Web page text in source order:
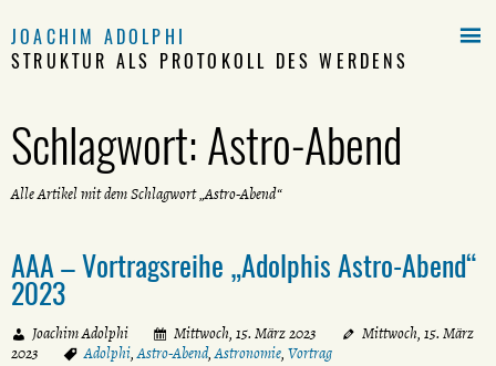
JOACHIM ADOLPHI
STRUKTUR ALS PROTOKOLL DES WERDENS
Schlagwort:Astro-Abend
Alle Artikel mit dem Schlagwort „Astro-Abend“
AAA – Vortragsreihe „Adolphis Astro-Abend“
2023
Joachim Adolphi Mittwoch, 15. März 2023
Mittwoch, 15. März
2023
Adolphi,Astro-Abend,Astronomie, Vortrag
